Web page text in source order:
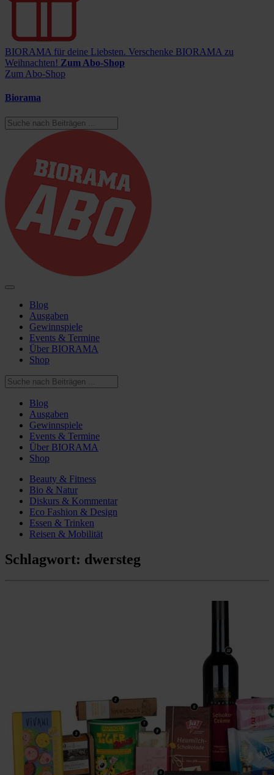
BIORAMA für deine Liebsten. Verschenke BIORAMA zu
Weihnachten! Zum Abo-Shop
Zum Abo-Shop
Biorama
Blog
Ausgaben
Gewinnspiele
Events & Termine
Über BIORAMA
Shop
Blog
Ausgaben
Gewinnspiele
Events & Termine
Über BIORAMA
Shop
Beauty & Fitness
Bio & Natur
Diskurs & Kommentar
Eco Fashion & Design
Essen & Trinken
Reisen & Mobilität
Schlagwort: dwersteg